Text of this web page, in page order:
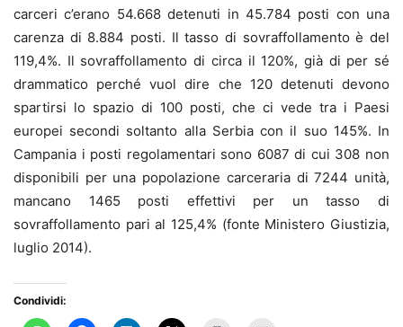
carceri c’erano 54.668 detenuti in 45.784 posti con una
carenza di 8.884 posti. Il tasso di sovraffollamento è del
119,4%. Il sovraffollamento di circa il 120%, già di per sé
drammatico perché vuol dire che 120 detenuti devono
spartirsi lo spazio di 100 posti, che ci vede tra i Paesi
europei secondi soltanto alla Serbia con il suo 145%. In
Campania i posti regolamentari sono 6087 di cui 308 non
disponibili per una popolazione carceraria di 7244 unità,
mancano 1465 posti effettivi per un tasso di
sovraffollamento pari al 125,4% (fonte Ministero Giustizia,
luglio 2014).
Condividi: